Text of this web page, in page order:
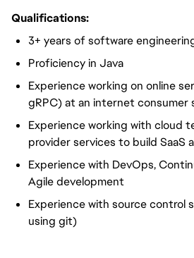
Qualifications:
3+ years of software
Proficiency in Java
Experience working on online
gRPC) at an internet consumer
Experience working with cloud
provider services to build SaaS
Experience with DevOps,
Agile development
Experience with source control
using git)